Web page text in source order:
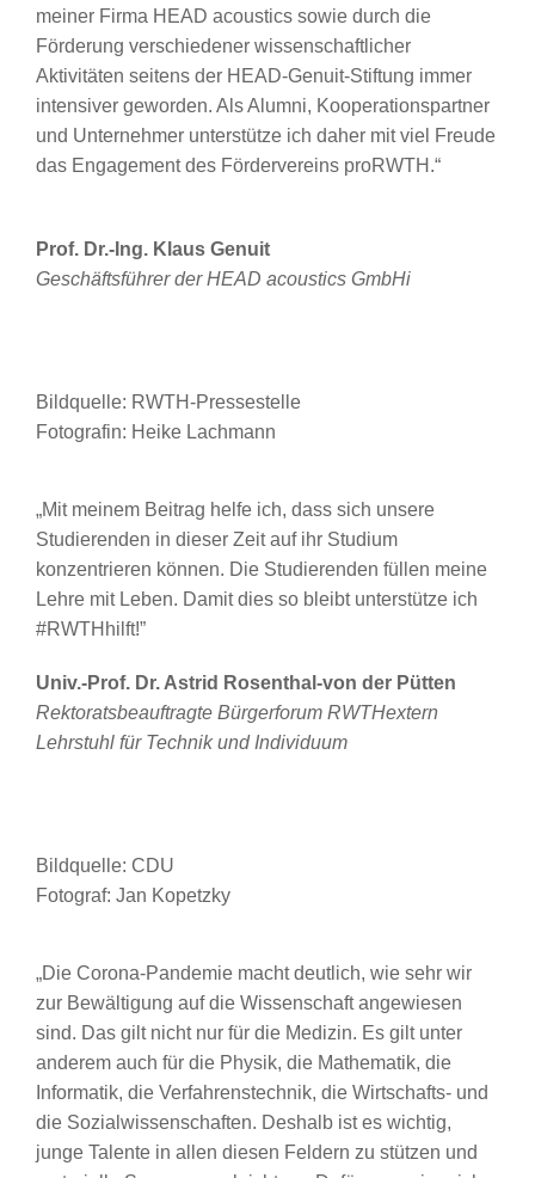
meiner Firma HEAD acoustics sowie durch die
Förderung verschiedener wissenschaftlicher
Aktivitäten seitens der HEAD-Genuit-Stiftung immer
intensiver geworden. Als Alumni, Kooperationspartner
und Unternehmer unterstütze ich daher mit viel Freude
das Engagement des Fördervereins proRWTH.“
Prof. Dr.-Ing. Klaus Genuit
Geschäftsführer der HEAD acoustics GmbHi
Bildquelle: RWTH-Pressestelle
Fotografin: Heike Lachmann
„Mit meinem Beitrag helfe ich, dass sich unsere
Studierenden in dieser Zeit auf ihr Studium
konzentrieren können. Die Studierenden füllen meine
Lehre mit Leben. Damit dies so bleibt unterstütze ich
#RWTHhilft!”
Univ.-Prof. Dr. Astrid Rosenthal-von der Pütten
Rektoratsbeauftragte Bürgerforum RWTHextern
Lehrstuhl für Technik und Individuum
Bildquelle: CDU
Fotograf: Jan Kopetzky
„Die Corona-Pandemie macht deutlich, wie sehr wir
zur Bewältigung auf die Wissenschaft angewiesen
sind. Das gilt nicht nur für die Medizin. Es gilt unter
anderem auch für die Physik, die Mathematik, die
Informatik, die Verfahrenstechnik, die Wirtschafts- und
die Sozialwissenschaften. Deshalb ist es wichtig,
junge Talente in allen diesen Feldern zu stützen und